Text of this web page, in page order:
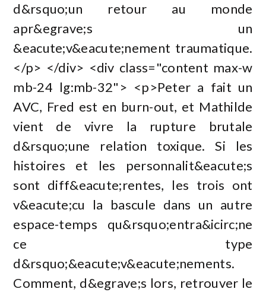
d&rsquo;un retour au monde
apr&egrave;s un
&eacute;v&eacute;nement traumatique.
</p> </div> <div class="content max-w
mb-24 lg:mb-32"> <p>Peter a fait un
AVC, Fred est en burn-out, et Mathilde
vient de vivre la rupture brutale
d&rsquo;une relation toxique. Si les
histoires et les personnalit&eacute;s
sont diff&eacute;rentes, les trois ont
v&eacute;cu la bascule dans un autre
espace-temps qu&rsquo;entra&icirc;ne
ce type
d&rsquo;&eacute;v&eacute;nements.
Comment, d&egrave;s lors, retrouver le